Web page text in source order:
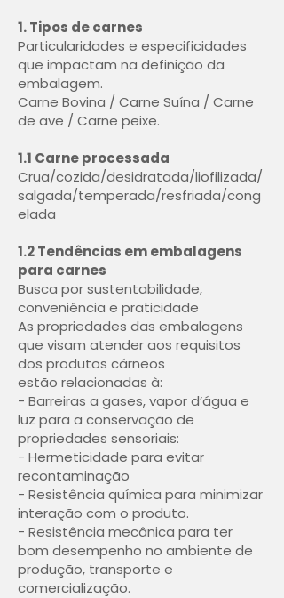
1. Tipos de carnes
Particularidades e especificidades
que impactam na definição da
embalagem.
Carne Bovina / Carne Suína / Carne
de ave / Carne peixe.
1.1 Carne processada
Crua/cozida/desidratada/liofilizada/
salgada/temperada/resfriada/cong
elada
1.2 Tendências em embalagens
para carnes
Busca por sustentabilidade,
conveniência e praticidade
As propriedades das embalagens
que visam atender aos requisitos
dos produtos cárneos
estão relacionadas à:
- Barreiras a gases, vapor d’água e
luz para a conservação de
propriedades sensoriais:
- Hermeticidade para evitar
recontaminação
- Resistência química para minimizar
interação com o produto.
- Resistência mecânica para ter
bom desempenho no ambiente de
produção, transporte e
comercialização.